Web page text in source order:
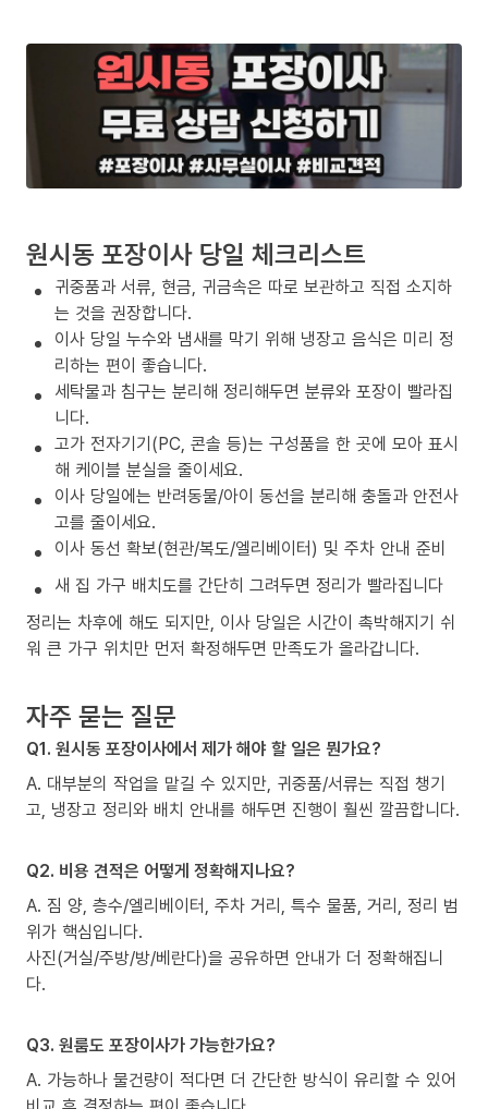
원시동 포장이사 당일 체크리스트
귀중품과 서류, 현금, 귀금속은 따로 보관하고 직접 소지하
는 것을 권장합니다.
이사 당일 누수와 냄새를 막기 위해 냉장고 음식은 미리 정
리하는 편이 좋습니다.
세탁물과 침구는 분리해 정리해두면 분류와 포장이 빨라집
니다.
고가 전자기기(PC, 콘솔 등)는 구성품을 한 곳에 모아 표시
해 케이블 분실을 줄이세요.
이사 당일에는 반려동물/아이 동선을 분리해 충돌과 안전사
고를 줄이세요.
이사 동선 확보(현관/복도/엘리베이터) 및 주차 안내 준비
새 집 가구 배치도를 간단히 그려두면 정리가 빨라집니다
정리는 차후에 해도 되지만, 이사 당일은 시간이 촉박해지기 쉬
워 큰 가구 위치만 먼저 확정해두면 만족도가 올라갑니다.
자주 묻는 질문
Q1. 원시동 포장이사에서 제가 해야 할 일은 뭔가요?
A. 대부분의 작업을 맡길 수 있지만, 귀중품/서류는 직접 챙기
고, 냉장고 정리와 배치 안내를 해두면 진행이 훨씬 깔끔합니다.
Q2. 비용 견적은 어떻게 정확해지나요?
A. 짐 양, 층수/엘리베이터, 주차 거리, 특수 물품, 거리, 정리 범
위가 핵심입니다.
사진(거실/주방/방/베란다)을 공유하면 안내가 더 정확해집니
다.
Q3. 원룸도 포장이사가 가능한가요?
A. 가능하나 물건량이 적다면 더 간단한 방식이 유리할 수 있어